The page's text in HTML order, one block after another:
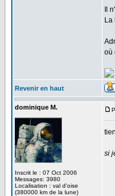
Il
La
où
Revenir en haut
dominique M.
Inscrit le : 07 Oct 2006
Messages: 3980
Localisation : val d'oise
(380000 km de la lune)
si